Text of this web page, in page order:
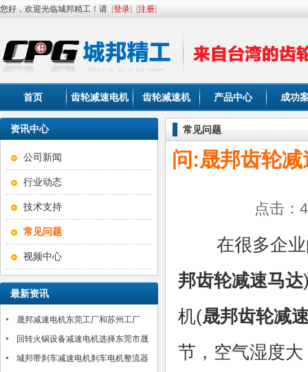
您好，欢迎光临城邦精工！请 [登录] [注册]
首页 齿轮减速电机 齿轮减速机 产品中心 成功
资讯中心
公司新闻
行业动态
技术支持
常见问题
视频中心
最新资讯
晟邦减速电机东莞工厂和苏州工厂
2017年春节放假通知
回转火锅设备减速电机选择东莞市晟
邦机电有限公司?!
城邦带刹车减速电机刹车电机整流器
常见问题
问:晟邦齿轮
点击：
在很多企业
邦齿轮减速马达
机(晟邦齿轮减
节，空气湿度